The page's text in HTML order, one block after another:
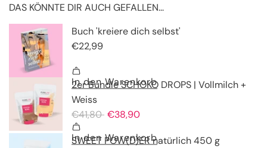
DAS KÖNNTE DIR AUCH GEFALLEN...